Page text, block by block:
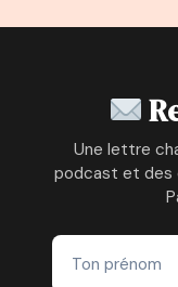
Une lettre
podcast et des